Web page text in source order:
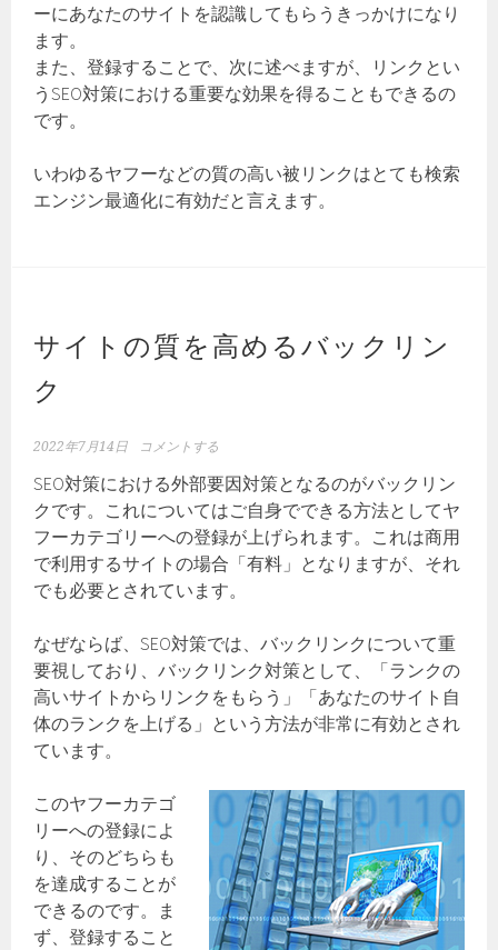
ーにあなたのサイトを認識してもらうきっかけになり
ます。
また、登録することで、次に述べますが、リンクとい
うSEO対策における重要な効果を得ることもできるの
です。
いわゆるヤフーなどの質の高い被リンクはとても検索
エンジン最適化に有効だと言えます。
サイトの質を高めるバックリン
ク
2022年7月14日 コメントする
SEO対策における外部要因対策となるのがバックリン
クです。これについてはご自身でできる方法としてヤ
フーカテゴリーへの登録が上げられます。これは商用
で利用するサイトの場合「有料」となりますが、それ
でも必要とされています。
なぜならば、SEO対策では、バックリンクについて重
要視しており、バックリンク対策として、「ランクの
高いサイトからリンクをもらう」「あなたのサイト自
体のランクを上げる」という方法が非常に有効とされ
ています。
このヤフーカテゴ
リーへの登録によ
り、そのどちらも
を達成することが
できるのです。ま
ず、登録すること